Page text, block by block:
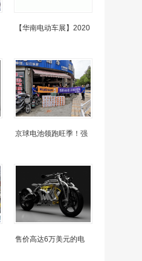
【华南电动车展】2020
京球电池领跑旺季！强
售价高达6万美元的电